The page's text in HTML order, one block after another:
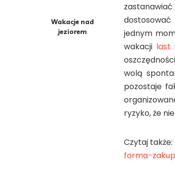
Wakacje nad
jeziorem
jednym
wakacji last
wolą
pozostaje
ryzyko, że
Czytaj także:
forma-